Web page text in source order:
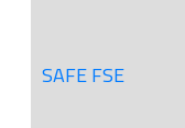
SAFE FSE